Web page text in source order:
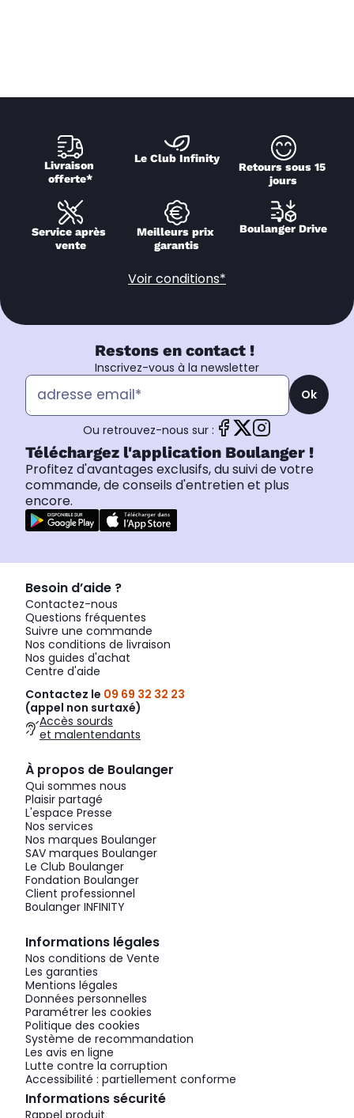
Livraison
offerte*
Le Club Infinity
Retours sous 15
jours
Service après
vente
Meilleurs prix
garantis
Boulanger Drive
Voir conditions*
Restons en contact !
Inscrivez-vous à la newsletter
Ok
Ou retrouvez-nous sur :
Téléchargez l'application Boulanger !
Profitez d'avantages exclusifs, du suivi de votre
commande, de conseils d'entretien et plus
encore.
Besoin d’aide ?
Contactez-nous
Questions fréquentes
Suivre une commande
Nos conditions de livraison
Nos guides d'achat
Centre d'aide
Contactez le 09 69 32 32 23
(appel non surtaxé)
Accès sourds
et malentendants
À propos de Boulanger
Qui sommes nous
Plaisir partagé
L'espace Presse
Nos services
Nos marques Boulanger
SAV marques Boulanger
Le Club Boulanger
Fondation Boulanger
Client professionnel
Boulanger INFINITY
Informations légales
Nos conditions de Vente
Les garanties
Mentions légales
Données personnelles
Paramétrer les cookies
Politique des cookies
Système de recommandation
Les avis en ligne
Lutte contre la corruption
Accessibilité : partiellement conforme
Informations sécurité